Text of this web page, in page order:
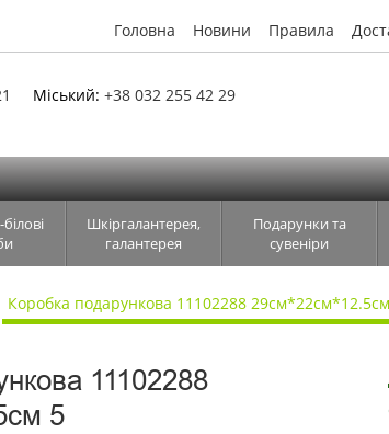
Головна Новини Правила
Міський: +38 032 255 42 29
Шкіргалантерея,
галантерея
Подарунки та
сувеніри
Коробка подарункова 11102288
11102288
5